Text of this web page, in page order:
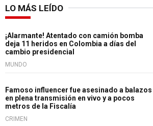
LO MÁS LEÍDO
¡Alarmante! Atentado con camión bomba
deja 11 heridos en Colombia a días del
cambio presidencial
MUNDO
Famoso influencer fue asesinado a balazos
en plena transmisión en vivo y a pocos
metros de la Fiscalía
CRIMEN